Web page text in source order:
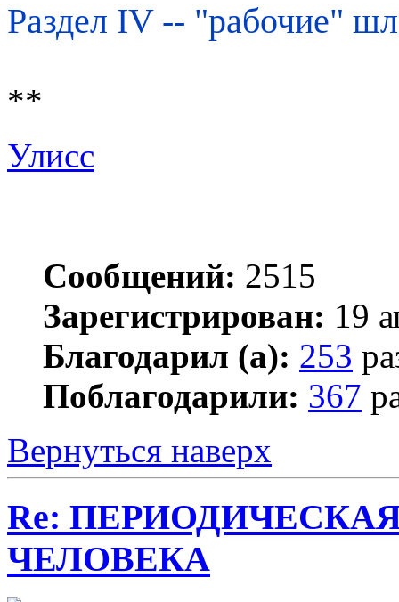
Раздел IV -- "рабочие"
**
Улисс
Сообщений: 2515
Зарегистрирован: 19
Благодарил (а): 253
Поблагодарили: 367
Вернуться наверх
Re:
ЧЕЛОВЕКА